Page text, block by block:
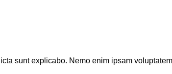
sunt explicabo. Nemo enim ipsam